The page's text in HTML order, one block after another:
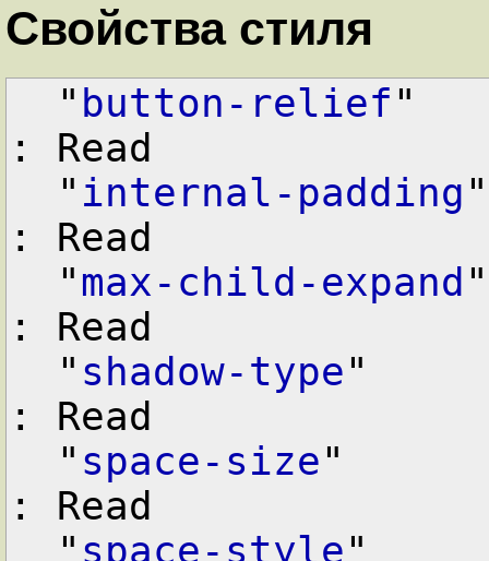
Свойства стиля
  "
button-relief
: Read
  "
internal-padding
: Read
  "
max-child-expand
: Read
  "
shadow-type
: Read
  "
space-size
: Read
  "
space-style